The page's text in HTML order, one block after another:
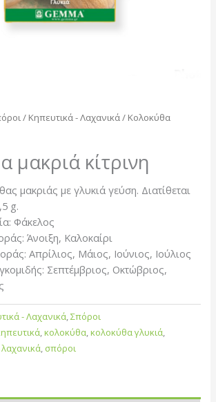
/ Κηπευτικά - Λαχανικά/ Κολοκύθα
μακριά κίτρινη
μακριάς με γλυκιά γεύση. Διατίθεται
g.
Φάκελος
Άνοιξη, Καλοκαίρι
Απρίλιος, Μάιος, Ιούνιος, Ιούλιος
Σεπτέμβριος, Οκτώβριος,
- Λαχανικά,Σπόροι
,κολοκύθα,κολοκύθα γλυκιά,
λαχανικά, σπόροι